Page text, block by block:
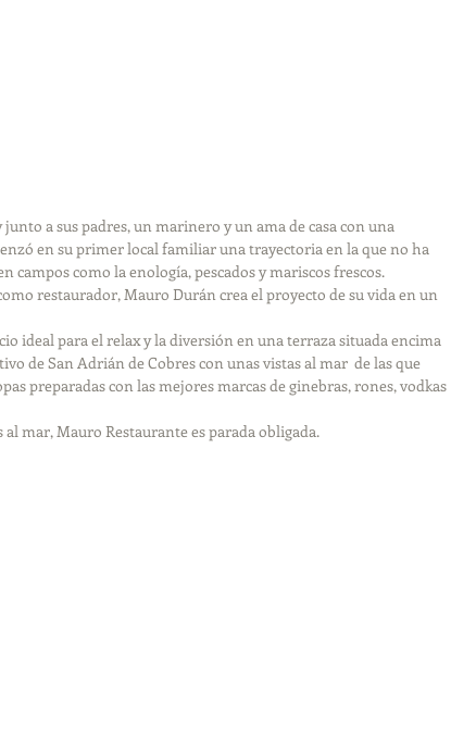
a sus padres, un marinero y un ama de casa con una
en su primer local familiar una trayectoria en la que no ha
campos como la enología, pescados y mariscos frescos.
restaurador, Mauro Durán crea el proyecto de su vida en un
ideal para el relax y la diversión en una terraza situada encima
de San Adrián de Cobres con unas vistas al mar  de las que
preparadas con las mejores marcas de ginebras, rones, vodkas
mar, Mauro Restaurante es parada obligada.